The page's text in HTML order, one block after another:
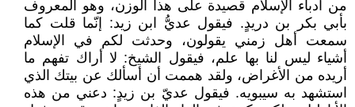
من أدباء الإسلام قصيدة على هذا الوزن، وهو المعروف
بأبي بكر بن دريدٍ. فيقول عديُّ ابن زيد: إنّما قلت كما
سمعت أهل زمني يقولون، وحدثت لكم في الإسلام
أشياء ليس لنا بها علم، فيقول الشيخ: لا أراك تفهم ما
أريده من الأغراض، ولقد هممت أن أسألك عن بيتك الذي
استشهد به سيبويه. فيقول عديّ بن زيدٍ: دعني من هذه